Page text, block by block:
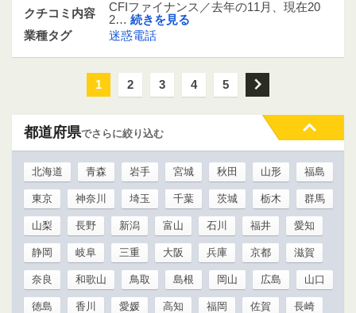
クチコミ内容
CFIファイナンス／去年の11月、現在20
2… 続きを見る
業種タグ
迷惑電話
1 2 3 4 5 次
都道府県でさらに絞り込む
北海道 青森 岩手 宮城 秋田 山形 福島
東京 神奈川 埼玉 千葉 茨城 栃木 群馬
山梨 長野 新潟 富山 石川 福井 愛知
静岡 岐阜 三重 大阪 兵庫 京都 滋賀
奈良 和歌山 鳥取 島根 岡山 広島 山口
徳島 香川 愛媛 高知 福岡 佐賀 長崎